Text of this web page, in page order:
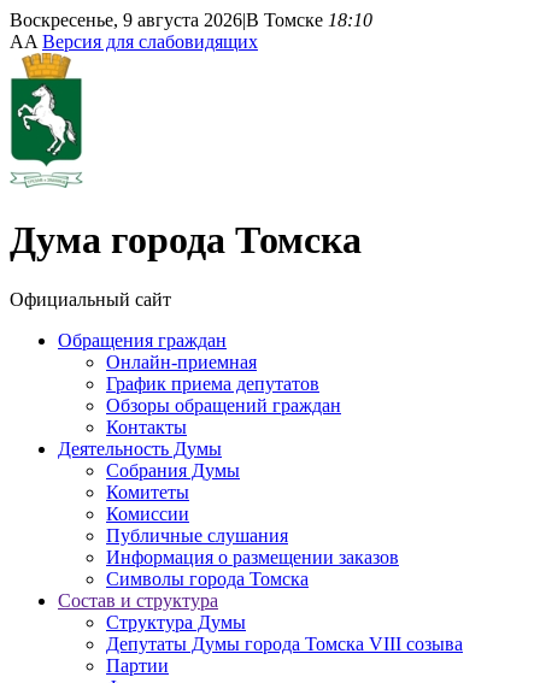
Воскресенье, 9 августа 2026|В Томске 18:10
AA Версия для слабовидящих
Дума города Томска
Официальный сайт
Обращения граждан
Онлайн-приемная
График приема депутатов
Обзоры обращений граждан
Контакты
Деятельность Думы
Собрания Думы
Комитеты
Комиссии
Публичные слушания
Информация о размещении заказов
Символы города Томска
Состав и структура
Структура Думы
Депутаты Думы города Томска VIII созыва
Партии